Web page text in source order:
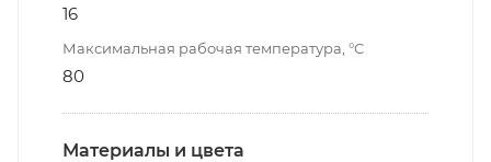
16
Максимальная рабочая температура, °С
80
Материалы и цвета